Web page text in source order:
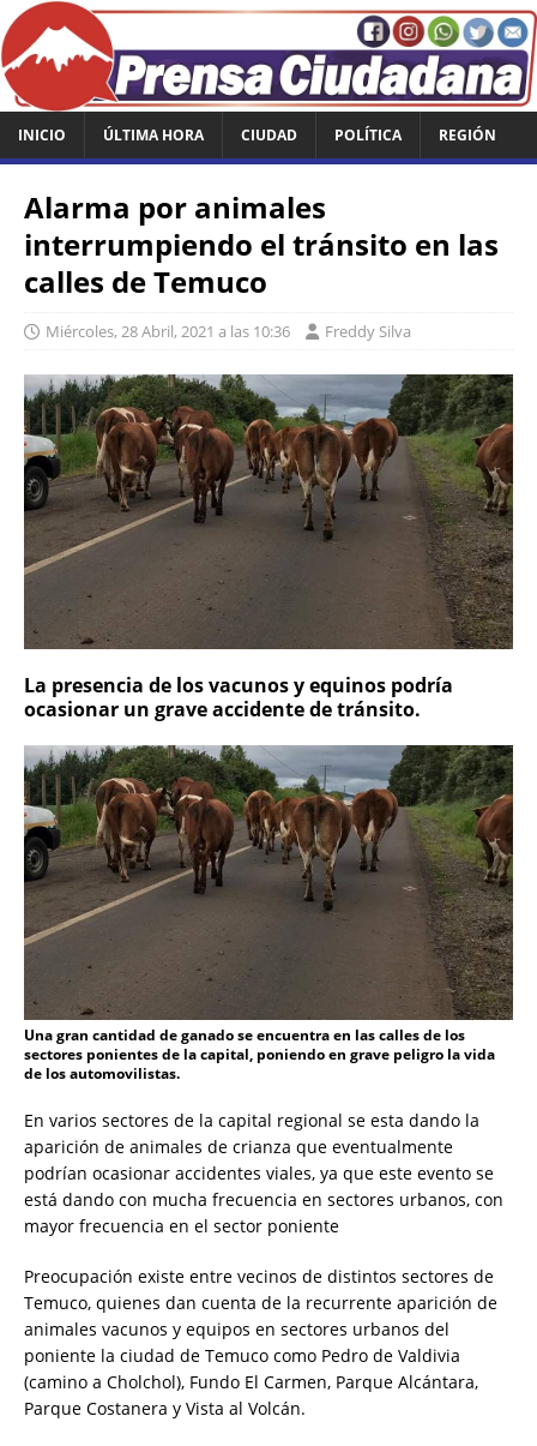
INICIO ÚLTIMA HORA CIUDAD POLÍTICA REGIÓN
Alarma por animales
interrumpiendo el tránsito en las
calles de Temuco
Miércoles, 28 Abril, 2021 a las 10:36 Freddy Silva
La presencia de los vacunos y equinos podría
ocasionar un grave accidente de tránsito.
Una gran cantidad de ganado se encuentra en las calles de los
sectores ponientes de la capital, poniendo en grave peligro la vida
de los automovilistas.
En varios sectores de la capital regional se esta dando la
aparición de animales de crianza que eventualmente
podrían ocasionar accidentes viales, ya que este evento se
está dando con mucha frecuencia en sectores urbanos, con
mayor frecuencia en el sector poniente
Preocupación existe entre vecinos de distintos sectores de
Temuco, quienes dan cuenta de la recurrente aparición de
animales vacunos y equipos en sectores urbanos del
poniente la ciudad de Temuco como Pedro de Valdivia
(camino a Cholchol), Fundo El Carmen, Parque Alcántara,
Parque Costanera y Vista al Volcán.